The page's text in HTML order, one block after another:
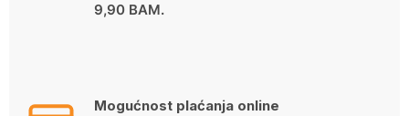
9,90 BAM.
Mogućnost plaćanja online